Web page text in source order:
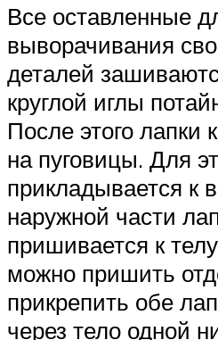
Все оставленные
выворачивания
деталей
круглой иглы
После этого лапки
на пуговицы. Для
прикладывается к
наружной части
пришивается к
можно пришить
прикрепить обе
через тело одной